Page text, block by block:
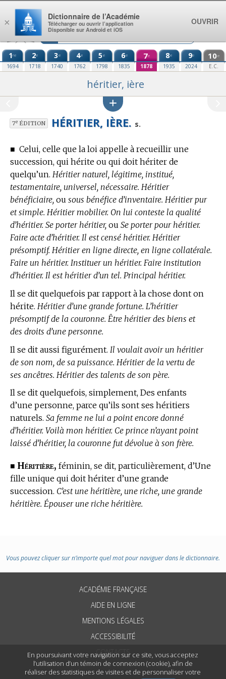
En poursuivant votre navigation sur ce site, vous acceptez
l’utilisation d’un témoin de connexion (cookie), afin de
réaliser des statistiques de visites et de personnaliser votre
Aller au contenu
1re
1694
2e
1718
3e
1740
4e
1762
5e
1798
6e
1835
7e
1878
8e
1935
9e
2024
10e
E.C.
héritier, ière
7eÉDITION HÉRITIER, IÈRE. s.
■ Celui, celle que la loi appelle à recueillir une
succession, qui hérite ou qui doit hériter de
quelqu’un. Héritier naturel, légitime, institué,
testamentaire, universel, nécessaire. Héritier
bénéficiaire, ou sous bénéfice d’inventaire. Héritier pur
et simple. Héritier mobilier. On lui conteste la qualité
d’héritier. Se porter héritier, ou Se porter pour héritier.
Faire acte d’héritier. Il est censé héritier. Héritier
présomptif. Héritier en ligne directe, en ligne collatérale.
Faire un héritier. Instituer un héritier. Faire institution
d’héritier. Il est héritier d’un tel. Principal héritier.
Il se dit quelquefois par rapport à la chose dont on
hérite. Héritier d’une grande fortune. L’héritier
présomptif de la couronne. Être héritier des biens et
des droits d’une personne.
Il se dit aussi figurément. Il voulait avoir un héritier
de son nom, de sa puissance. Héritier de la vertu de
ses ancêtres. Héritier des talents de son père.
Il se dit quelquefois, simplement, Des enfants
d’une personne, parce qu’ils sont ses héritiers
naturels. Sa femme ne lui a point encore donné
d’héritier. Voilà mon héritier. Ce prince n’ayant point
laissé d’héritier, la couronne fut dévolue à son frère.
■ Héritière, féminin, se dit, particulièrement, d’Une
fille unique qui doit hériter d’une grande
succession. C’est une héritière, une riche, une grande
héritière. Épouser une riche héritière.
Vous pouvez cliquer sur n’importe quel mot pour naviguer dans le dictionnaire.
ACADÉMIE FRANÇAISE
AIDE EN LIGNE
MENTIONS LÉGALES
ACCESSIBILITÉ
CONTACTS
×
Dictionnaire de l’Académie
Télécharger ou ouvrir l’application
Disponible sur Android et iOS
OUVRIR